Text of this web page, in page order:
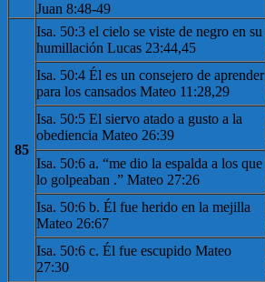
Juan 8:48-49
85
Isa. 50:3 el cielo se viste de negro en su
humillación Lucas 23:44,45
Isa. 50:4 Él es un consejero de aprender
para los cansados ​​Mateo 11:28,29
Isa. 50:5 El siervo atado a gusto a la
obediencia Mateo 26:39
Isa. 50:6 a. “me dio la espalda a los que
lo golpeaban .” Mateo 27:26
Isa. 50:6 b. Él fue herido en la mejilla
Mateo 26:67
Isa. 50:6 c. Él fue escupido Mateo
27:30